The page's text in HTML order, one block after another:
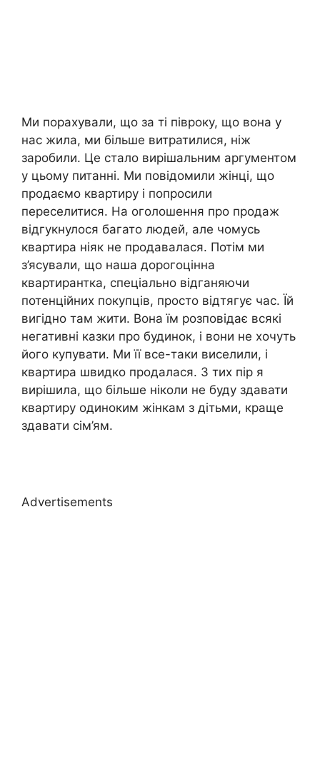
Ми порахували, що за ті півроку, що вона у
нас жила, ми більше витратилися, ніж
заробили. Це стало вирішальним аргументом
у цьому питанні. Ми повідомили жінці, що
продаємо квартиру і попросили
переселитися. На оголошення про продаж
відгукнулося багато людей, але чомусь
квартира ніяк не продавалася. Потім ми
з’ясували, що наша дорогоцінна
квартирантка, спеціально відганяючи
потенційних покупців, просто відтягує час. Їй
вигідно там жити. Вона їм розповідає всякі
негативні казки про будинок, і вони не хочуть
його купувати. Ми її все-таки виселили, і
квартира швидко продалася. З тих пір я
вирішила, що більше ніколи не буду здавати
квартиру одиноким жінкам з дітьми, краще
здавати сім’ям.
Advertisements